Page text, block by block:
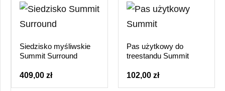
Siedzisko myśliwskie
Summit Surround
409,00 zł
Pas użytkowy do
treestandu Summit
102,00 zł